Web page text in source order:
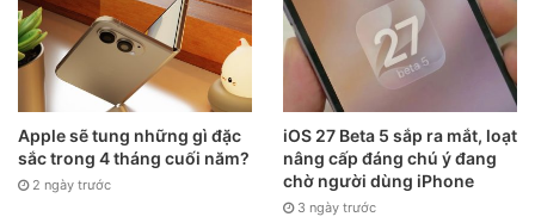
Hướng dẫn thay đổi trợ lý ảo mặc
định đối với những thiết bị có 2 trợ lý
Apple sẽ tung những gì đặc
sắc trong 4 tháng cuối năm?
2 ngày trước
iOS 27 Beta 5 sắp ra mắt, loạt
nâng cấp đáng chú ý đang
chờ người dùng iPhone
3 ngày trước